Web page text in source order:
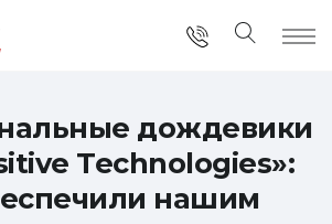
дождевики
Technologies»:
нашим